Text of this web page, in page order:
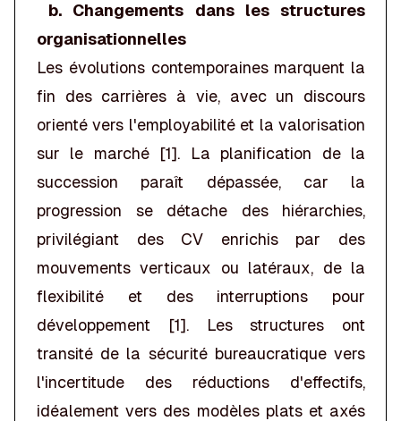
b. Changements dans les structures
organisationnelles
Les évolutions contemporaines marquent la
fin des carrières à vie, avec un discours
orienté vers l'employabilité et la valorisation
sur le marché [1]. La planification de la
succession paraît dépassée, car la
progression se détache des hiérarchies,
privilégiant des CV enrichis par des
mouvements verticaux ou latéraux, de la
flexibilité et des interruptions pour
développement [1]. Les structures ont
transité de la sécurité bureaucratique vers
l'incertitude des réductions d'effectifs,
idéalement vers des modèles plats et axés